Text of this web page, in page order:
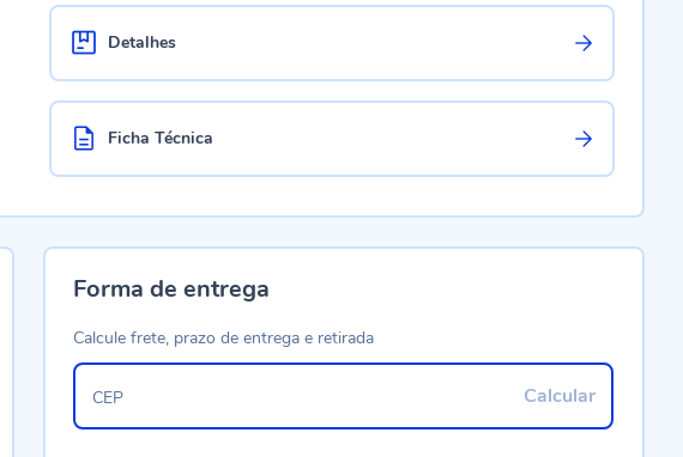
Detalhes
Ficha Técnica
Forma de entrega
Calcule frete, prazo de entrega e retirada
Calcular
CEP